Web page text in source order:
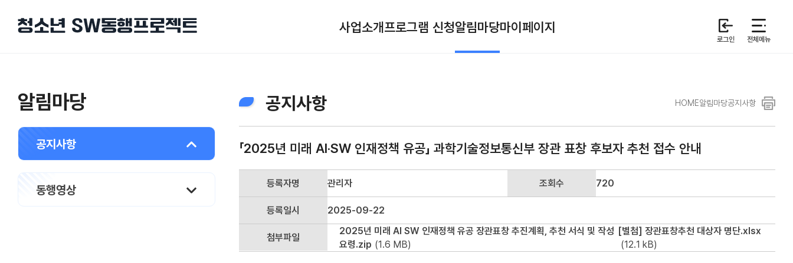
사업소개프로그램 신청알림마당마이페이지
로그인 전체메뉴
알림마당
공지사항
동행영상
공지사항 HOME알림마당공지사항 인쇄
「2025년 미래 AI·SW 인재정책 유공」 과학기술정보통신부 장관 표창 후보자 추천 접수 안내
등록자명 관리자 조회수 720
등록일시 2025-09-22
첨부파일
2025년 미래 AI SW 인재정책 유공 장관표창 추진계획, 추천 서식 및 작성
요령.zip (1.6 MB)
[별첨] 장관표창추천 대상자 명단.xlsx
(12.1 kB)